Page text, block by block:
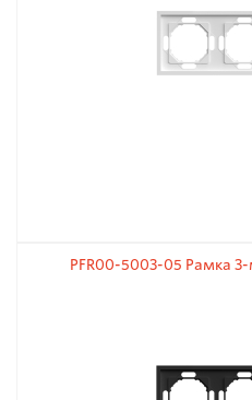
PFR00-5003-05 Рамка